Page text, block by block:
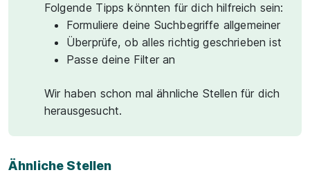
Folgende Tipps könnten für dich hilfreich sein:
Formuliere deine Suchbegriffe allgemeiner
Überprüfe, ob alles richtig geschrieben ist
Passe deine Filter an
Wir haben schon mal ähnliche Stellen für dich
herausgesucht.
Ähnliche Stellen